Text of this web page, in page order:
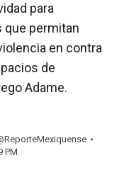
para
permitan
en contra
de
Adame.
PM